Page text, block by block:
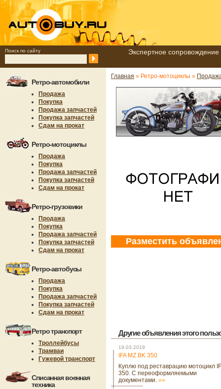
Поиск по сайту Экспертное
Ретро-автомобили
Продажа
Покупка
Продажа запчастей
Покупка запчастей
Сдам на прокат
Ретро-мотоциклы
Продажа
Покупка
Продажа запчастей
Покупка запчастей
Сдам на прокат
Ретро-грузовики
Продажа
Покупка
Продажа запчастей
Покупка запчастей
Сдам на прокат
Ретро-автобусы
Продажа
Покупка
Продажа запчастей
Покупка запчастей
Сдам на прокат
Ретро транспорт
Троллейбусы
Трамваи
Гужевой транспорт
Списанная военная
техника
Главная » Ретро-мотоциклы »
Разместить
Другие объявления этого
19.03.2019
IFA MZ BK 350
Куплю под реставрацию мотоцикл
350. С переоформляемыми
документами. »»